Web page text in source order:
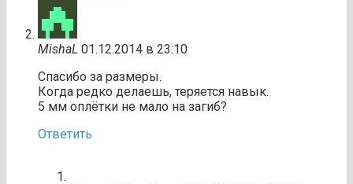
MishaL 01.12.2014 в 23:10
Спасибо за размеры.
Когда редко делаешь, теряется навык.
5 мм оплётки не мало на загиб?
Ответить